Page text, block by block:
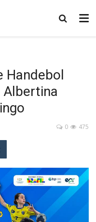
Handebol
Albertina
475
0